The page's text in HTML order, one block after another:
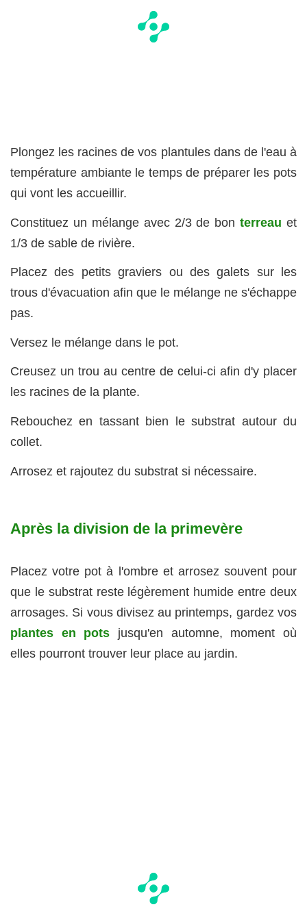
Plongez les racines de vos plantules dans de l'eau à
température ambiante le temps de préparer les pots
qui vont les accueillir.
Constituez un mélange avec 2/3 de bonterreau et
1/3 de sable de rivière.
Placez des petits graviers ou des galets sur les
trous d'évacuation afin que le mélange ne s'échappe
pas.
Versez le mélange dans le pot.
Creusez un trou au centre de celui-ci afin d'y placer
les racines de la plante.
Rebouchez en tassant bien le substrat autour du
collet.
Arrosez et rajoutez du substrat si nécessaire.
Après la division de la primevère
Placez votre pot à l'ombre et arrosez souvent pour
que le substrat reste légèrement humide entre deux
arrosages. Si vous divisez au printemps, gardez vos
plantes en pots jusqu'en automne, moment où
elles pourront trouver leur place au jardin.